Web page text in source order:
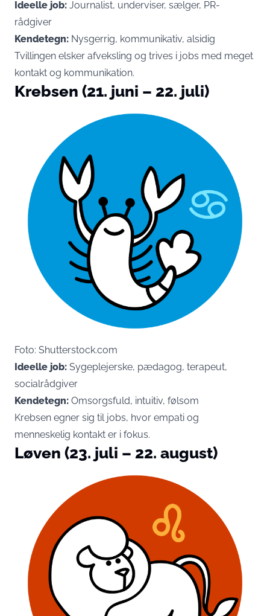
Ideelle job: Journalist, underviser, sælger, PR-
rådgiver
Kendetegn: Nysgerrig, kommunikativ, alsidig
Tvillingen elsker afveksling og trives i jobs med meget
kontakt og kommunikation.
Krebsen (21. juni – 22. juli)
Foto: Shutterstock.com
Ideelle job: Sygeplejerske, pædagog, terapeut,
socialrådgiver
Kendetegn: Omsorgsfuld, intuitiv, følsom
Krebsen egner sig til jobs, hvor empati og
menneskelig kontakt er i fokus.
Løven (23. juli – 22. august)